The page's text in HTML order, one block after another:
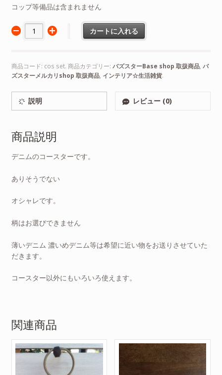
コップ等備品は含まれません
カートに入れる
商品コード: cos set. 商品カテゴリー: バズスターBase shop 取扱商品, バ
ズスターメルカリshop 取扱商品, インテリア☆生活雑貨.
説明 レビュー (0)
商品説明
デニムのコースターです。
ありそうでない
オシャレです。
柄はお選びできません
薄いデニム 濃いめデニム等は希望に近い物をお送りさせていた
だきます。
コースター以外にもいろいろ使えます。
関連商品